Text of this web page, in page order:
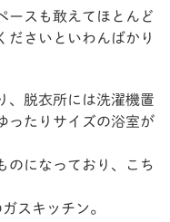
ースも敢えてほとんど
ださいといわんばかり
、脱衣所には洗濯機置
ったりサイズの浴室が
のになっており、こち
スキッチン。